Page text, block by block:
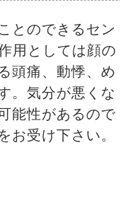
とのできるセン
用としては顔の
頭痛、動悸、め
。気分が悪くな
能性があるので
お受け下さい。